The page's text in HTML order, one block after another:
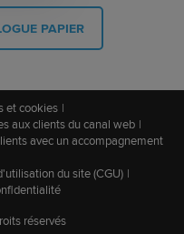
PAPIER
et cookies
aux clients du canal web
avec un accompagnement
du site (CGU)
réservés